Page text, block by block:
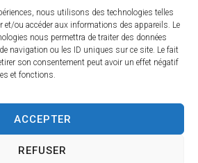
nous utilisons des technologies telles
et/ou accéder aux informations des appareils. Le
nous permettra de traiter des données
navigation ou les ID uniques sur ce site. Le fait
son consentement peut avoir un effet négatif
et fonctions.
ACCEPTER
REFUSER
au vendredi :
8h30 à 12h00